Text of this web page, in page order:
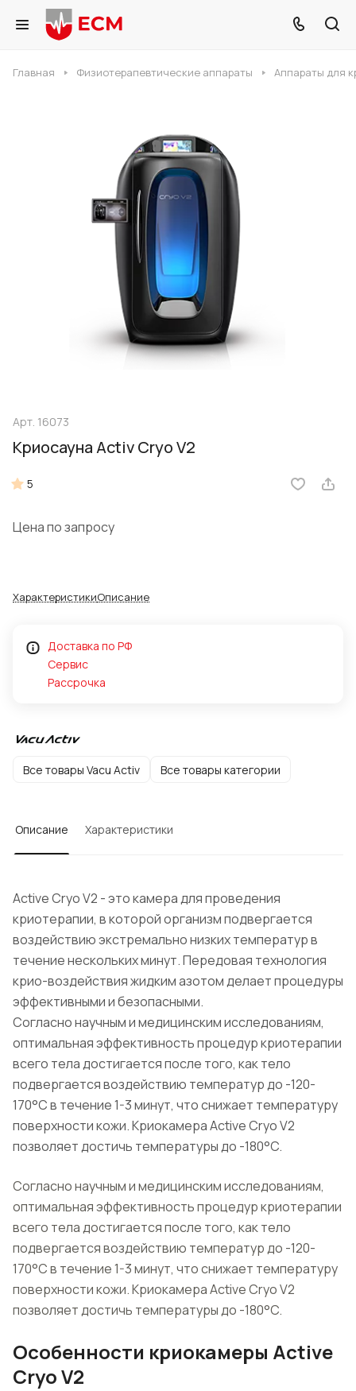
Главная Физиотерапевтические аппараты Аппараты для
Арт. 16073
Криосауна Activ Cryo V2
5
Цена по запросу
ХарактеристикиОписание
Доставка по РФ
Сервис
Рассрочка
Все товары Vacu Activ Все товары категории
Описание Характеристики
Active Cryo V2 - это камера для проведения
криотерапии, в которой организм подвергается
воздействию экстремально низких температур в
течение нескольких минут. Передовая технология
крио-воздействия жидким азотом делает процедуры
эффективными и безопасными.
Согласно научным и медицинским исследованиям,
оптимальная эффективность процедур криотерапии
всего тела достигается после того, как тело
подвергается воздействию температур до -120-
170°C в течение 1-3 минут, что снижает температуру
поверхности кожи. Криокамера Active Cryo V2
позволяет достичь температуры до -180°C.
Согласно научным и медицинским исследованиям,
оптимальная эффективность процедур криотерапии
всего тела достигается после того, как тело
подвергается воздействию температур до -120-
170°C в течение 1-3 минут, что снижает температуру
поверхности кожи. Криокамера Active Cryo V2
позволяет достичь температуры до -180°C.
Особенности криокамеры Active
Cryo V2